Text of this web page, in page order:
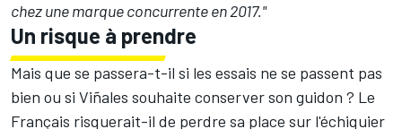
chez une marque concurrente en 2017."
Un risque à prendre
Mais que se passera-t-il si les essais ne se passent pas
bien ou si Viñales souhaite conserver son guidon ? Le
Français risquerait-il de perdre sa place sur l'échiquier